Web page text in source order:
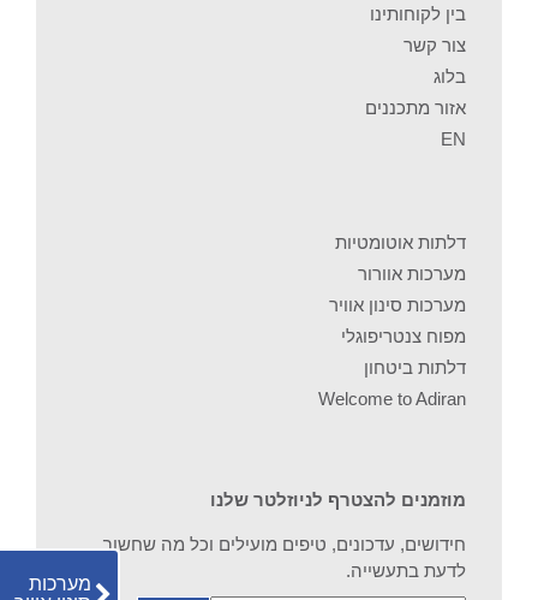
בין לקוחותינו
צור קשר
בלוג
אזור מתכננים
EN
דלתות אוטומטיות
מערכות אוורור
מערכות סינון אוויר
מפוח צנטריפוגלי
דלתות ביטחון
Welcome to Adiran
מוזמנים להצטרף לניוזלטר שלנו
חידושים, עדכונים, טיפים מועילים וכל מה שחשוב
לדעת בתעשייה.
מערכות